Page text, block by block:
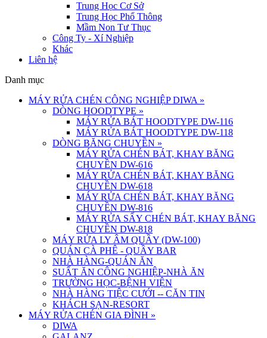
Trung Học Cơ Sở
Trung Học Phổ Thông
Mầm Non Tư Thục
Công Ty - Xí Nghiệp
Khác
Liên hệ
Danh mục
MÁY RỬA CHÉN CÔNG NGHIỆP DIWA »
DÒNG HOODTYPE »
MÁY RỬA BÁT HOODTYPE DW-116
MÁY RỬA BÁT HOODTYPE DW-118
DÒNG BĂNG CHUYỀN »
MÁY RỬA CHÉN BÁT, KHAY BĂNG
CHUYỀN DW-616
MÁY RỬA CHÉN BÁT, KHAY BĂNG
CHUYỀN DW-618
MÁY RỬA CHÉN BÁT, KHAY BĂNG
CHUYỀN DW-816
MÁY RỬA SẤY CHÉN BÁT, KHAY BĂNG
CHUYỀN DW-818
MÁY RỬA LY ÂM QUẦY (DW-100)
QUÁN CÀ PHÊ - QUẦY BAR
NHÀ HÀNG-QUÁN ĂN
SUẤT ĂN CÔNG NGHIỆP-NHÀ ĂN
TRƯỜNG HỌC-BỆNH VIỆN
NHÀ HÀNG TIỆC CƯỚI -- CĂN TIN
KHÁCH SẠN-RESORT
MÁY RỬA CHÉN GIA ĐÌNH »
DIWA